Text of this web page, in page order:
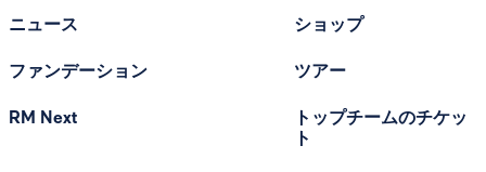
ニュース
ファンデーション
RM Next
ショップ
ツアー
トップチームのチケッ
ト